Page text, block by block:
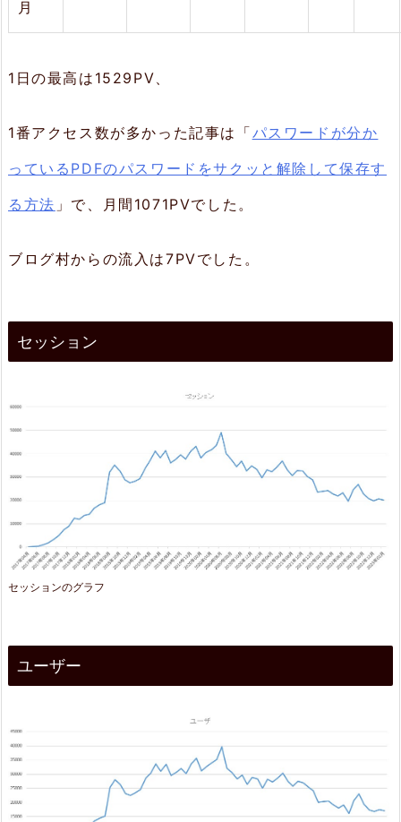
月
1日の最高は1529PV、
1番アクセス数が多かった記事は「パスワードが分か
っているPDFのパスワードをサクッと解除して保存す
る方法 」で、月間1071PVでした。
ブログ村からの流入は7PVでした。
セッション
セッションのグラフ
ユーザー